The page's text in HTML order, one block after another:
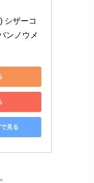
シザーコ
ンノウメ
見る